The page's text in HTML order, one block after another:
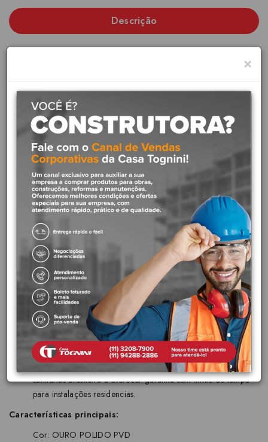
Descrição
Docol - Linha DOCOL STILLO
O principal diferencial da linha DocolStillo é o design
personalizado, com formas geométricas únicas para o seu banheiro.
O acabamento para registro dessa linha é ideal para banheiros e
lavabos que buscam por harmonia entre as peças escolhidas para
cada parte do ambiente. Todos os produtos Stillo possuem a
qualidade e confiança da nossa Garantia Toda Vida.
Diferenciais do produto:
Acabamento mais duradouro:Acabamento cromado
biníquel de alta durabilidade e maior resistência à corrosão.
Conserva a beleza e o brilho do produto por muito mais
tempo.
Docol Chroma:
Acabamentos feitos com tecnologia de
ponta, que revelam a beleza e a pureza das cores dos metais
nobres.
Acabamento polido:Peça delicadamente polida, o que
proporciona brilho e elegância.
Garantia Toda Vida:A primeira marca de metais e louças
sanitárias brasileira a oferecer garantia sem limite de tempo
para instalações residencias.
Características principais:
Cor: OURO POLIDO PVD
×